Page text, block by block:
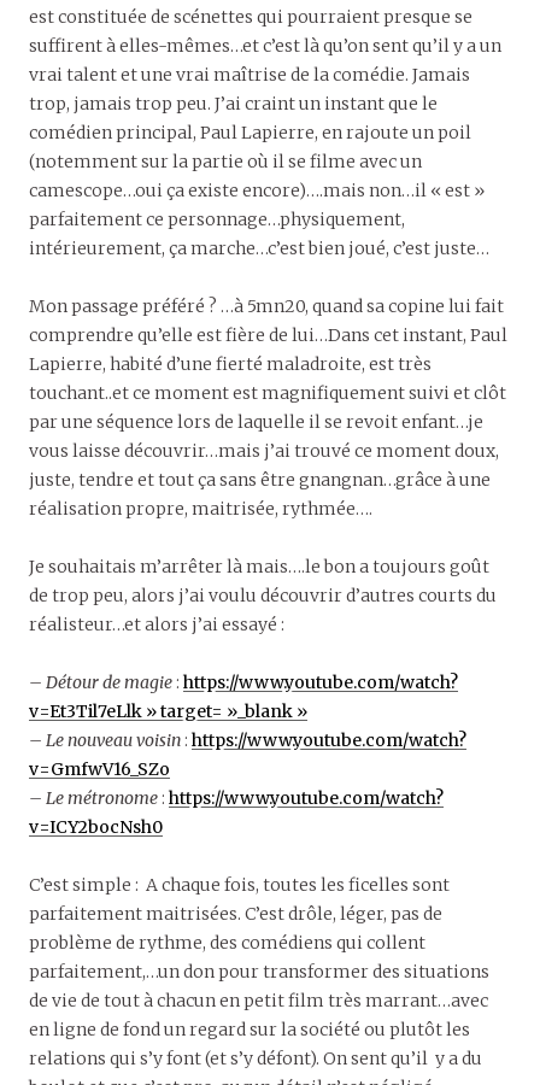
est constituée de scénettes qui pourraient presque se
suffirent à elles-mêmes…et c’est là qu’on sent qu’il y a un
vrai talent et une vrai maîtrise de la comédie. Jamais
trop, jamais trop peu. J’ai craint un instant que le
comédien principal, Paul Lapierre, en rajoute un poil
(notemment sur la partie où il se filme avec un
camescope…oui ça existe encore)….mais non…il « est »
parfaitement ce personnage…physiquement,
intérieurement, ça marche…c’est bien joué, c’est juste…
Mon passage préféré ? …à 5mn20, quand sa copine lui fait
comprendre qu’elle est fière de lui…Dans cet instant, Paul
Lapierre, habité d’une fierté maladroite, est très
touchant..et ce moment est magnifiquement suivi et clôt
par une séquence lors de laquelle il se revoit enfant…je
vous laisse découvrir…mais j’ai trouvé ce moment doux,
juste, tendre et tout ça sans être gnangnan…grâce à une
réalisation propre, maitrisée, rythmée….
Je souhaitais m’arrêter là mais….le bon a toujours goût
de trop peu, alors j’ai voulu découvrir d’autres courts du
réalisteur…et alors j’ai essayé :
– Détour de magie: https://www.youtube.com/watch?
v=Et3Til7eLlk » target= »_blank »
– Le nouveau voisin: https://www.youtube.com/watch?
v=GmfwV16_SZo
– Le métronome: https://www.youtube.com/watch?
v=ICY2bocNsh0
C’est simple : A chaque fois, toutes les ficelles sont
parfaitement maitrisées. C’est drôle, léger, pas de
problème de rythme, des comédiens qui collent
parfaitement,…un don pour transformer des situations
de vie de tout à chacun en petit film très marrant…avec
en ligne de fond un regard sur la société ou plutôt les
relations qui s’y font (et s’y défont). On sent qu’il y a du